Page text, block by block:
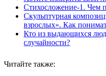
Стихосложение-1. Чем
Скульптурная
взрослых». Как
Кто из выдающихся
случайности?
Читайте также: